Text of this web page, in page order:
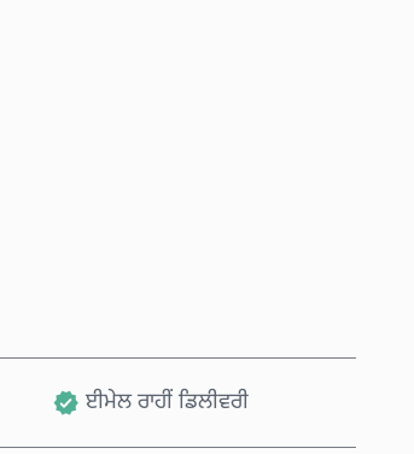
ਈਮੇਲ ਰਾਹੀਂ ਡਿਲੀਵਰੀ